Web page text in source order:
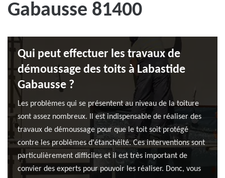
Gabausse 81400
Qui peut effectuer les travaux de
démoussage des toits à Labastide
Gabausse ?
Les problèmes qui se présentent au niveau de la toiture
sont assez nombreux. Il est indispensable de réaliser des
travaux de démoussage pour que le toit soit protégé
contre les problèmes d'étanchéité. Ces interventions sont
particulièrement difficiles et il est très important de
convier des experts pour pouvoir les réaliser. Donc, vous